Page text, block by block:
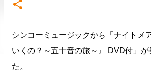
シンコーミュージックから「ナイトメ
いくの？～五十音の旅～』 DVD付」が
た。